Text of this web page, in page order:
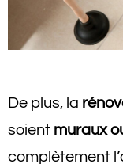
De plus, la
soient muraux
complètement